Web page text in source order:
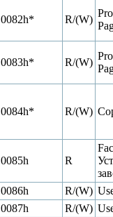
0082h* R/(W)
0083h* R/(W)
0084h* R/(W)
0085h R
0086h
R/(W)
0087h
R/(W)